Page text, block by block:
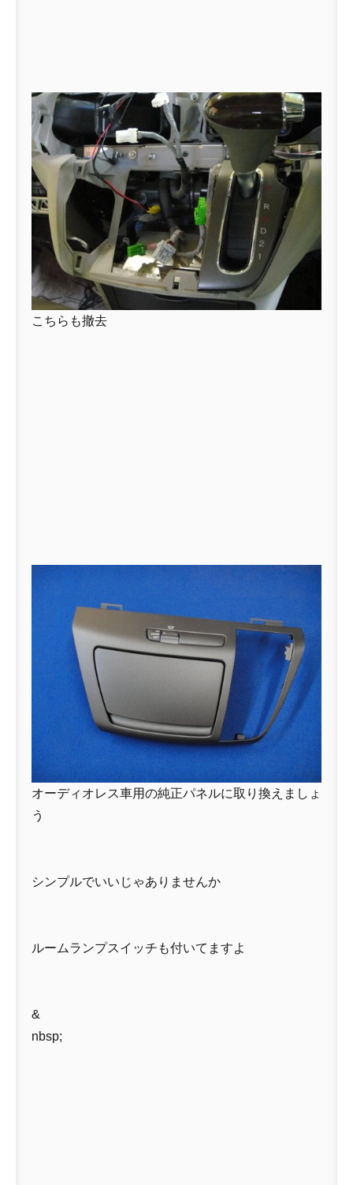
こちらも撤去
オーディオレス車用の純正パネルに取り換えましょ
う
シンプルでいいじゃありませんか
ルームランプスイッチも付いてますよ
&
nbsp;